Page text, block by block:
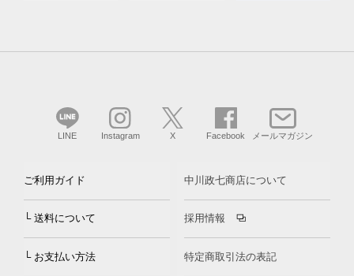
LINE Instagram X Facebook メールマガジン
ご利用ガイド
└ 送料について
└ お支払い方法
中川政七商店について
採用情報
特定商取引法の表記